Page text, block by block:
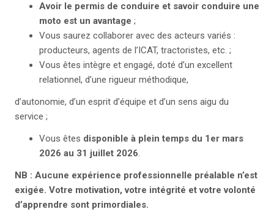
Avoir le permis de conduire et savoir conduire une
moto est un avantage ;
Vous saurez collaborer avec des acteurs variés :
producteurs, agents de l’ICAT, tractoristes, etc. ;
Vous êtes intègre et engagé, doté d’un excellent
relationnel, d’une rigueur méthodique,
d’autonomie, d’un esprit d’équipe et d’un sens aigu du
service ;
Vous êtes disponible à plein temps du 1 er mars
2026 au 31 juillet 2026.
NB : Aucune expérience professionnelle préalable n’est
exigée. Votre motivation, votre intégrité et votre volonté
d’apprendre sont primordiales.